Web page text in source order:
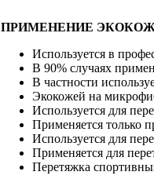
ПРИМЕНЕНИЕ
Используется в
В 90% случаях
В частности
Экокожей на
Используется для
Применяется только
Используется для
Применяется для
Перетяжка